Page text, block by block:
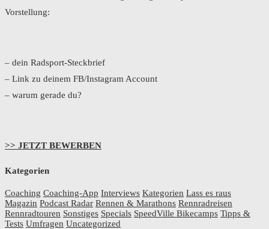
Vorstellung:
– dein Radsport-Steckbrief
– Link zu deinem FB/Instagram Account
– warum gerade du?
>> JETZT BEWERBEN
Kategorien
Coaching Coaching-App Interviews Kategorien Lass es raus
Magazin Podcast Radar Rennen & Marathons Rennradreisen
Rennradtouren Sonstiges Specials SpeedVille Bikecamps Tipps &
Tests Umfragen Uncategorized